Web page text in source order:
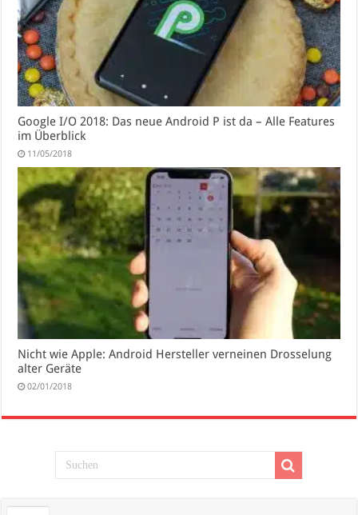
Google I/O 2018: Das neue Android P ist da – Alle Features
im Überblick
11/05/2018
Nicht wie Apple: Android Hersteller verneinen Drosselung
alter Geräte
02/01/2018